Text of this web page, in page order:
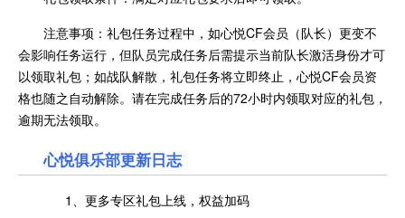
注意事项：礼包任务过程中，如心悦CF会员（队长）更变不
会影响任务运行，但队员完成任务后需提示当前队长激活身份才可
以领取礼包；如战队解散，礼包任务将立即终止，心悦CF会员资
格也随之自动解除。请在完成任务后的72小时内领取对应的礼包，
逾期无法领取。
心悦俱乐部更新日志
1、更多专区礼包上线，权益加码